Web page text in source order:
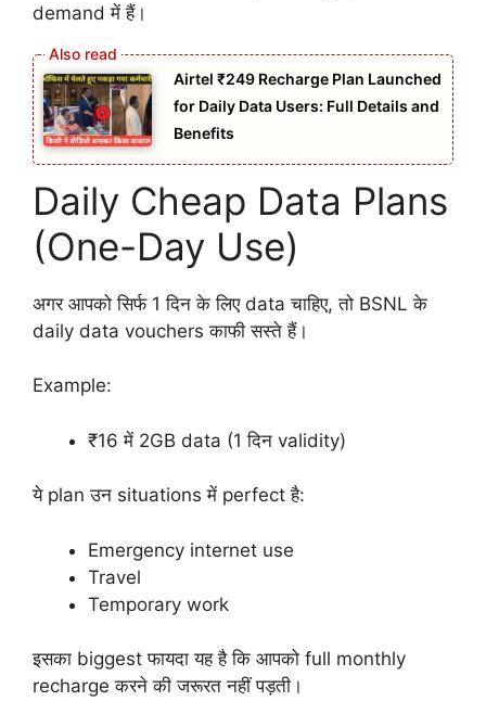
demand में हैं।
Airtel ₹249 Recharge Plan Launched
for Daily Data Users: Full Details and
Benefits
Daily Cheap Data Plans
(One-Day Use)
अगर आपको सिर्फ 1 दिन के लिए data चाहिए, तो BSNL के
daily data vouchers काफी सस्ते हैं।
Example:
₹16 में 2GB data (1 दिन validity)
ये plan उन situations में perfect है:
Emergency internet use
Travel
Temporary work
इसका biggest फायदा यह है कि आपको full monthly
recharge करने की जरूरत नहीं पड़ती।